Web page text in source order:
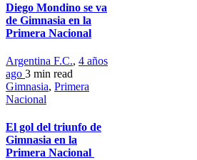
Diego Mondino se va
de Gimnasia en la
Primera Nacional
Argentina F.C., 4 años
ago 3 min read
Gimnasia, Primera
Nacional
El gol del triunfo de
Gimnasia en la
Primera Nacional